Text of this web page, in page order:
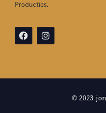
Producties.
© 2023